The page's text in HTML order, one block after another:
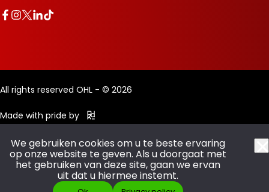
All rights reserved OHL - © 2026
Made with pride by
We gebruiken cookies om u te beste ervaring
op onze website te geven. Als u doorgaat met
het gebruiken van deze site, gaan we ervan
uit dat u hiermee instemt.